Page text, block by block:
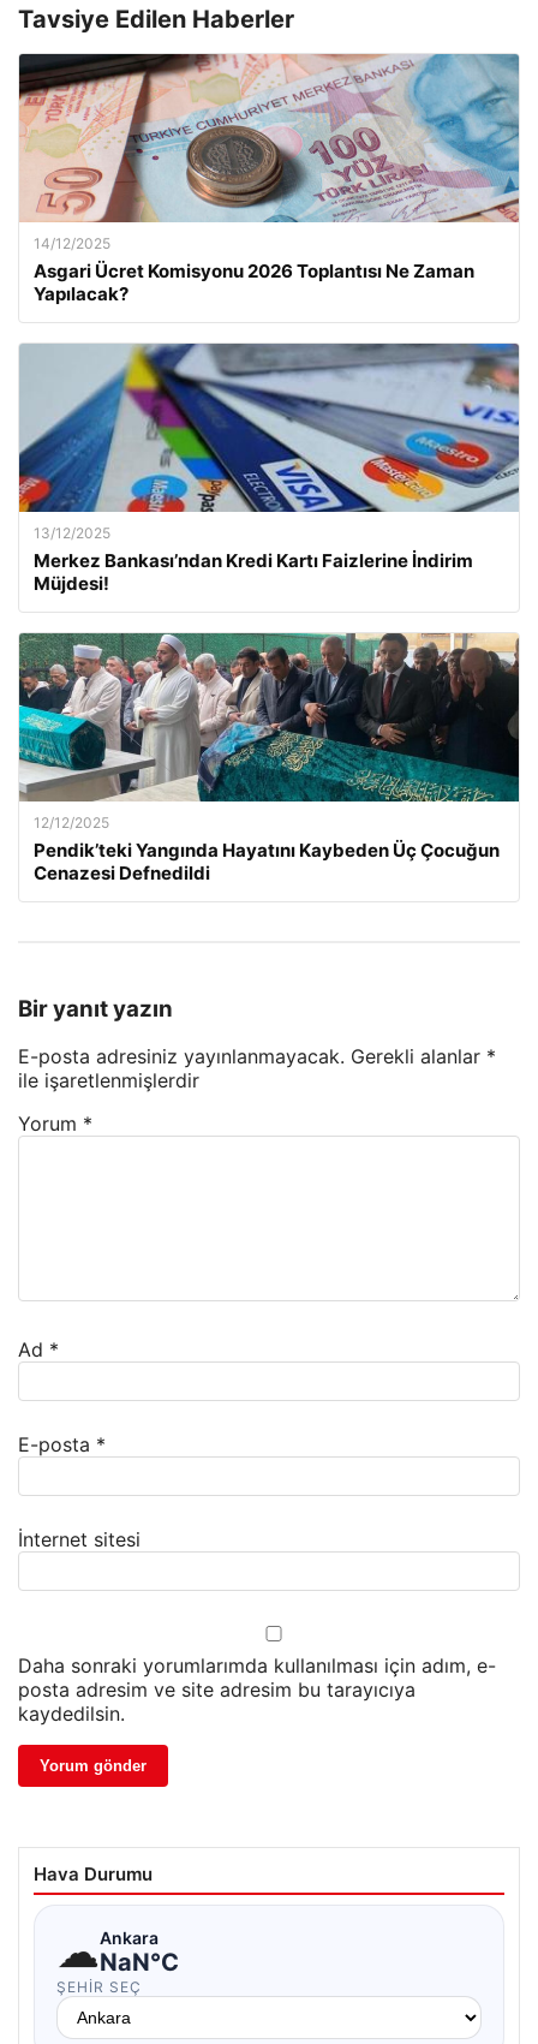
Tavsiye Edilen Haberler
14/12/2025
Asgari Ücret Komisyonu 2026 Toplantısı Ne Zaman
Yapılacak?
13/12/2025
Merkez Bankası’ndan Kredi Kartı Faizlerine İndirim
Müjdesi!
12/12/2025
Pendik’teki Yangında Hayatını Kaybeden Üç Çocuğun
Cenazesi Defnedildi
Bir yanıt yazın
E-posta adresiniz yayınlanmayacak. Gerekli alanlar *
ile işaretlenmişlerdir
Yorum *
Ad *
E-posta *
İnternet sitesi
Daha sonraki yorumlarımda kullanılması için adım, e-
posta adresim ve site adresim bu tarayıcıya
kaydedilsin.
Hava Durumu
☁Ankara
NaN°C
ŞEHIR SEÇ